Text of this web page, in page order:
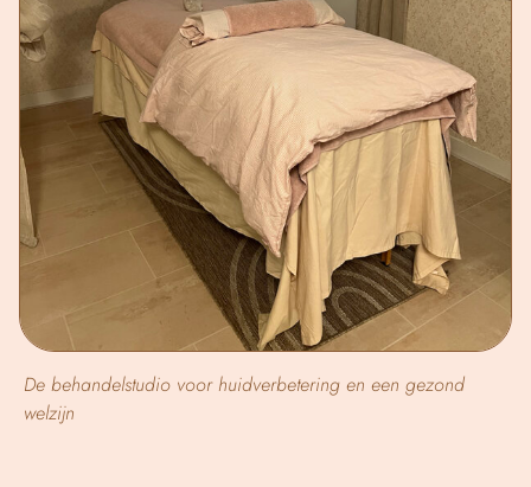
De behandelstudio voor huidverbetering en een gezond
welzijn